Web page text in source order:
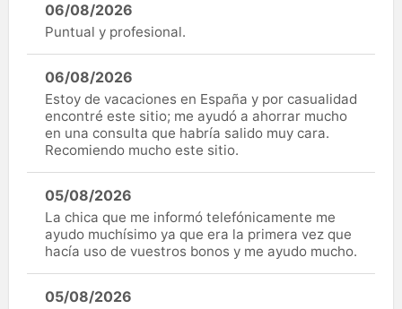
06/08/2026
Puntual y profesional.
06/08/2026
Estoy de vacaciones en España y por casualidad
encontré este sitio; me ayudó a ahorrar mucho
en una consulta que habría salido muy cara.
Recomiendo mucho este sitio.
05/08/2026
La chica que me informó telefónicamente me
ayudo muchísimo ya que era la primera vez que
hacía uso de vuestros bonos y me ayudo mucho.
05/08/2026